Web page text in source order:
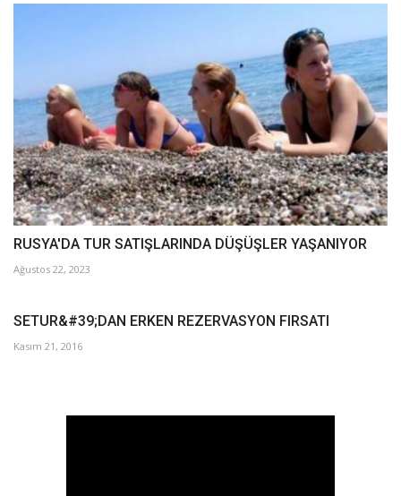
RUSYA'DA TUR SATIŞLARINDA DÜŞÜŞLER YAŞANIYOR
Ağustos 22, 2023
SETUR&#39;DAN ERKEN REZERVASYON FIRSATI
Kasım 21, 2016